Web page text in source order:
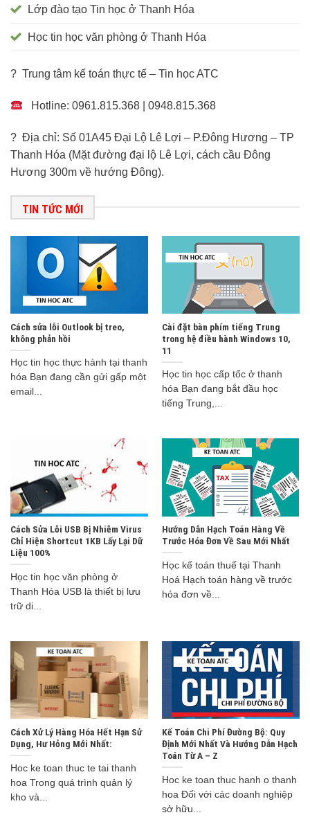
Lớp đào tạo Tin học ở Thanh Hóa
Học tin học văn phòng ở Thanh Hóa
? Trung tâm kế toán thực tế – Tin học ATC
Hotline: 0961.815.368 | 0948.815.368
? Địa chỉ: Số 01A45 Đại Lộ Lê Lợi – P.Đông Hương – TP
Thanh Hóa (Mặt đường đại lộ Lê Lợi, cách cầu Đông
Hương 300m về hướng Đông).
TIN TỨC MỚI
Cách sửa lỗi Outlook bị treo,
không phản hồi
Học tin học thực hành tại thanh
hóa Bạn đang cần gửi gấp một
email...
Cài đặt bàn phím tiếng Trung
trong hệ điều hành Windows 10,
11
Học tin học cấp tốc ở thanh
hóa Bạn đang bắt đầu học
tiếng Trung,...
Cách Sửa Lỗi USB Bị Nhiễm Virus
Chỉ Hiện Shortcut 1KB Lấy Lại Dữ
Liệu 100%
Học tin học văn phòng ở
Thanh Hóa USB là thiết bị lưu
trữ di...
Hướng Dẫn Hạch Toán Hàng Về
Trước Hóa Đơn Về Sau Mới Nhất
Học kế toán thuế tại Thanh
Hoá Hạch toán hàng về trước
hóa đơn về...
Cách Xử Lý Hàng Hóa Hết Hạn Sử
Dụng, Hư Hỏng Mới Nhất:
Hoc ke toan thuc te tai thanh
hoa Trong quá trình quản lý
kho và...
Kế Toán Chi Phí Đường Bộ: Quy
Định Mới Nhất Và Hướng Dẫn Hạch
Toán Từ A – Z
Hoc ke toan thuc hanh o thanh
hoa Đối với các doanh nghiệp
sở hữu...